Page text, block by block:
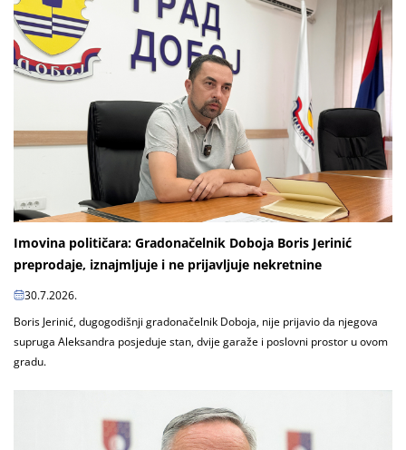
Imovina političara: Gradonačelnik Doboja Boris Jerinić
preprodaje, iznajmljuje i ne prijavljuje nekretnine
30.7.2026.
Boris Jerinić, dugogodišnji gradonačelnik Doboja, nije prijavio da njegova
supruga Aleksandra posjeduje stan, dvije garaže i poslovni prostor u ovom
gradu.